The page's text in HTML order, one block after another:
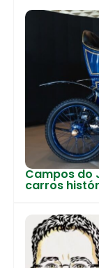
Campos do
carros